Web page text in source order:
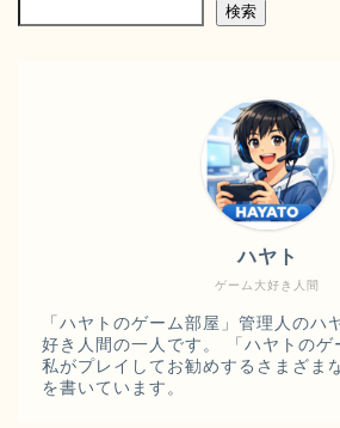
検索
ゲーム大好き人間
ハヤト
「ハヤトのゲーム部屋」管理人のハ
好き人間の一人です。 「ハヤトのゲ
私がプレイしてお勧めするさまざま
を書いています。